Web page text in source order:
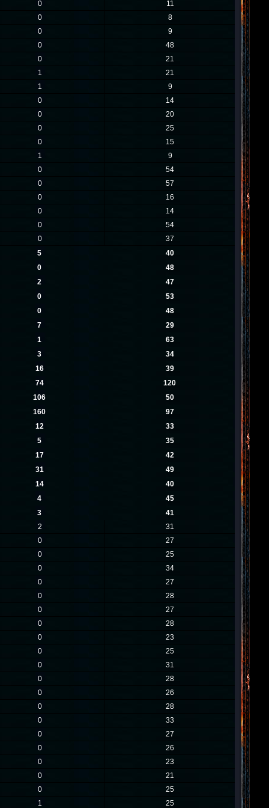
0
11
0
8
0
9
0
48
0
21
1
21
1
9
0
14
0
20
0
25
0
15
1
9
0
54
0
57
0
16
0
14
0
54
0
37
5
40
0
48
2
47
0
53
0
48
7
29
1
63
3
34
16
39
74
120
106
50
160
97
12
33
5
35
17
42
31
49
14
40
4
45
3
41
2
31
0
27
0
25
0
34
0
27
0
28
0
27
0
28
0
23
0
25
0
31
0
28
0
26
0
28
0
33
0
27
0
26
0
23
0
21
0
25
1
25